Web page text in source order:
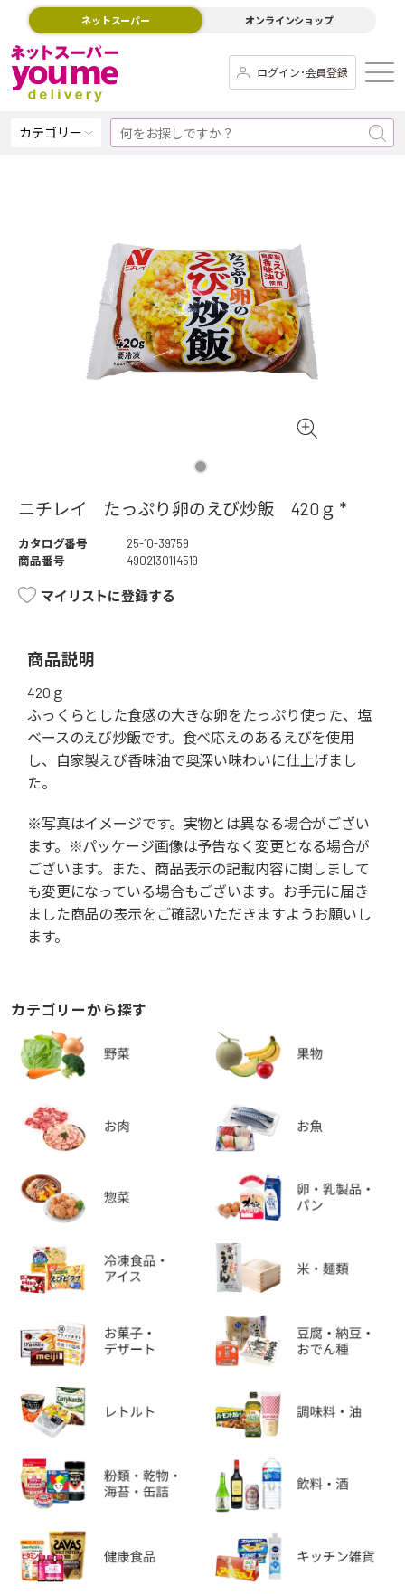
ネットスーパー オンラインショップ
ログイン･会員登録
カテゴリー
ニチレイ たっぷり卵のえび炒飯 420ｇ *
カタログ番号
25-10-39759
商品番号
4902130114519
マイリストに登録する
商品説明
420ｇ
ふっくらとした食感の大きな卵をたっぷり使った、塩
ベースのえび炒飯です。食べ応えのあるえびを使用
し、自家製えび香味油で奥深い味わいに仕上げまし
た。
※写真はイメージです。実物とは異なる場合がござい
ます。※パッケージ画像は予告なく変更となる場合が
ございます。また、商品表示の記載内容に関しまして
も変更になっている場合もございます。お手元に届き
ました商品の表示をご確認いただきますようお願いし
ます。
カテゴリーから探す